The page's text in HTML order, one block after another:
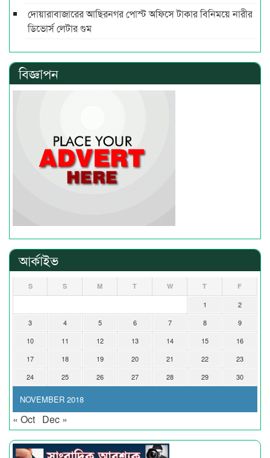
দোয়ারাবাজারের আছিরনগর পোস্ট অফিসে টাকার বিনিময়ে নারীর
ডিভোর্স লেটার গুম
বিজ্ঞাপন
আর্কাইভ
NOVEMBER 2018
S S M T W T F
1
2
3
4 5 6 7 8
9
10
11 12 13 14 15
16
17
18 19 20 21 22
23
24
25 26 27 28 29 30
« Oct Dec »